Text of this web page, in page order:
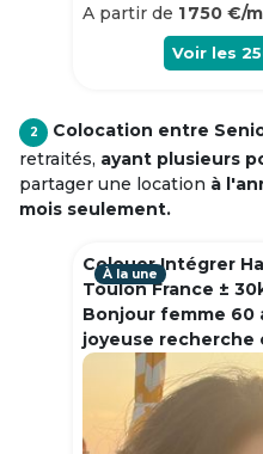
A partir de 1 750 €/
Voir les
2 Colocation entre
retraités, ayant plusieurs
partager une location à
mois seulement.
Colouer Intégrer
Toulon France ±
Bonjour femme 60
joyeuse recherche
À la une